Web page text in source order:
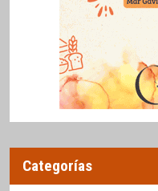
Categorías